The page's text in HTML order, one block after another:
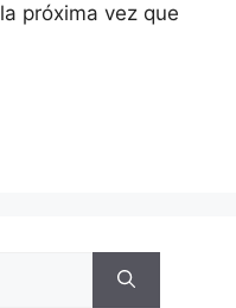
próxima vez que